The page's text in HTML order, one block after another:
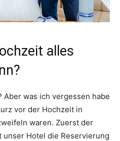
alles
was ich vergessen habe
vor der Hochzeit in
waren. Zuerst der
unser Hotel die Reservierung